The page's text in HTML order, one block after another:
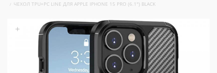
ЧЕХОЛ TPU+PC LINE ДЛЯ APPLE IPHONE 15 PRO (6.1") BLACK
+